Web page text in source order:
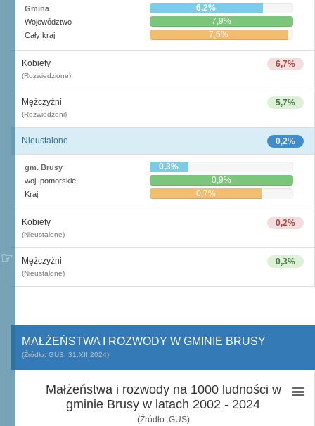
Gmina 6,2%
Województwo 7,9%
Cały kraj 7,6%
6,7%
Kobiety
(Rozwiedzione)
5,7%
Mężczyźni
(Rozwiedzeni)
0,2%
Nieustalone
gm. Brusy 0,3%
woj. pomorskie 0,9%
Kraj 0,7%
0,2%
Kobiety
(Nieustalone)
0,3%
Mężczyźni
(Nieustalone)
MAŁŻEŃSTWA I ROZWODY W GMINIE BRUSY
(Źródło: GUS, 31.XII.2024)
Małżeństwa i rozwody na 1000 ludności w
gminie Brusy w latach 2002 - 2024
(Źródło: GUS)